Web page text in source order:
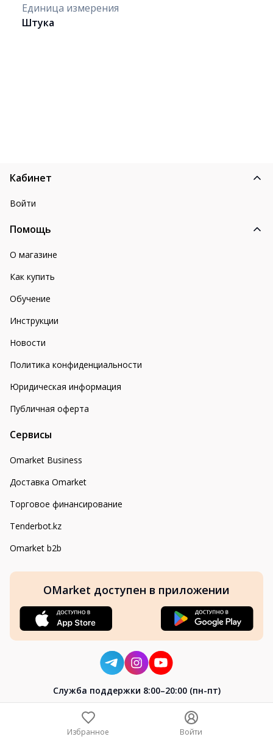
Единица измерения
Штука
Кабинет
Войти
Помощь
О магазине
Как купить
Обучение
Инструкции
Новости
Политика конфиденциальности
Юридическая информация
Публичная оферта
Сервисы
Omarket Business
Доставка Omarket
Торговое финансирование
Tenderbot.kz
Omarket b2b
OMarket доступен в приложении
Cлужба поддержки 8:00–20:00 (пн-пт)
Избранное Войти